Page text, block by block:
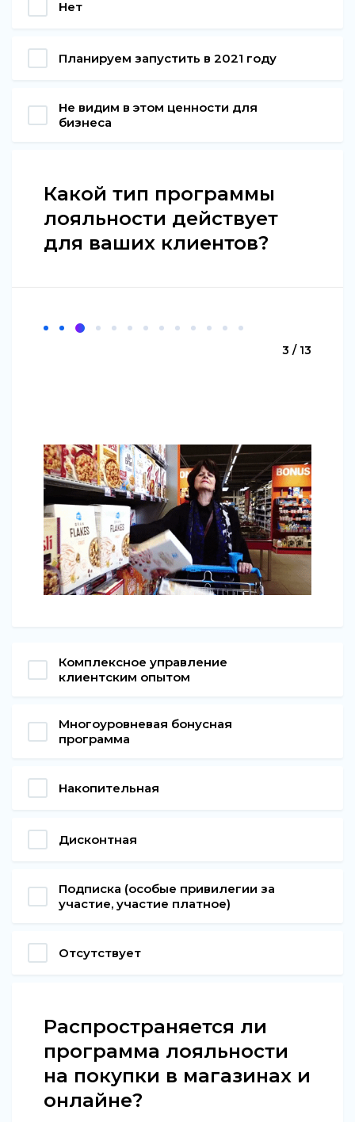
Нет
Планируем запустить в 2021 году
Не видим в этом ценности для
бизнеса
Какой тип программы
лояльности действует
для ваших клиентов?
3 / 13
Комплексное управление
клиентским опытом
Многоуровневая бонусная
программа
Накопительная
Дисконтная
Подписка (особые привилегии за
участие, участие платное)
Отсутствует
Распространяется ли
программа лояльности
на покупки в магазинах и
онлайне?